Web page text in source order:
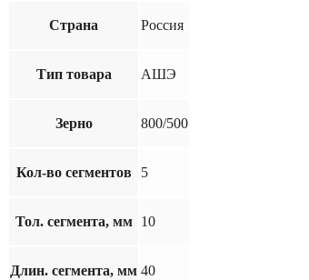
Страна Россия
Тип товара АШЭ
Зерно 800/500
Кол-во сегментов 5
Тол. сегмента, мм 10
Длин. сегмента, мм 40